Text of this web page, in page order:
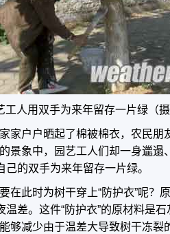
工人用双手为来年留存一片绿（
家户户晒起了棉被棉衣，农民朋
景象中，园艺工人们却一身邋遢
己的双手为来年留存一片绿。
在此时为树干穿上“防护衣”呢？
温差。这件“防护衣”的原材料是
够减少由于温差大导致树干冻裂